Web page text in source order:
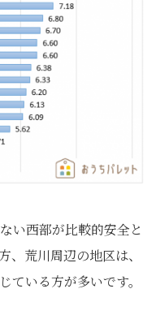
い西部が比較的安全と
、荒川周辺の地区は、
ている方が多いです。